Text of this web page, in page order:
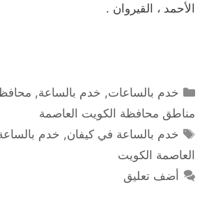
الأحمد ، القيروان .
التصنيفات
خدم بالساعات, خدم بالساعة,
مناطق محافظة الكويت العاصمة
الوسوم
خدم بالساعة في كيفان, خدم
العاصمة الكويت
أضف تعليق